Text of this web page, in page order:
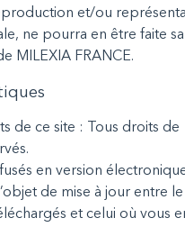
et/ou
ne pourra en être faite
MILEXIA FRANCE.
de ce site : Tous droits de
en version
de mise à jour entre
et celui où vous